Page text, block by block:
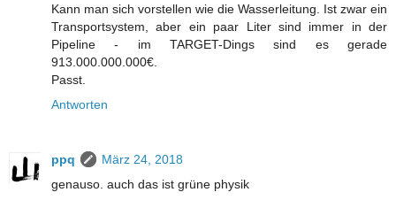
Kann man sich vorstellen wie die Wasserleitung. Ist zwar ein
Transportsystem, aber ein paar Liter sind immer in der
Pipeline - im TARGET-Dings sind es gerade
913.000.000.000€.
Passt.
Antworten
ppq
März 24, 2018
genauso. auch das ist grüne physik